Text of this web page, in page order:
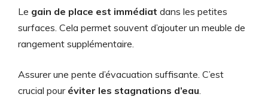
Le gain de place est immédiat dans les petites
surfaces. Cela permet souvent d’ajouter un meuble de
rangement supplémentaire.
Assurer une pente d’évacuation suffisante. C’est
crucial pour éviter les stagnations d’eau.